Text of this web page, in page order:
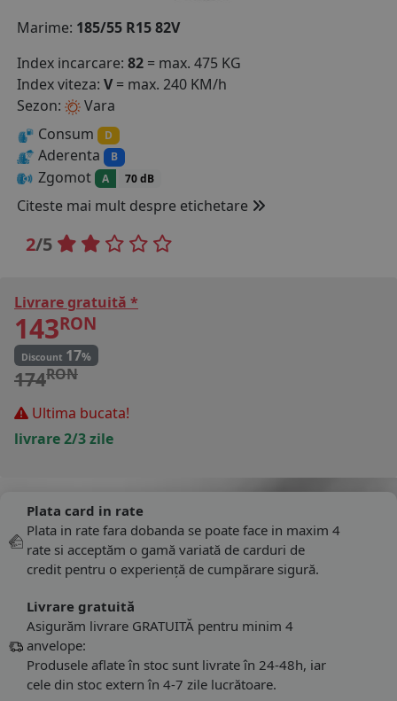
Marime: 185/55 R15 82V
Index incarcare: 82 = max. 475 KG
Index viteza: V= max. 240 KM/h
Sezon:
Vara
Consum
D
Aderenta B
Zgomot A 70 dB
Citeste mai mult despre etichetare
2/5
Livrare gratuită *
143RON
Discount 17%
174RON
Ultima bucata!
livrare 2/3 zile
Plata card in rate
Plata in rate fara dobanda se poate face in maxim 4
rate si acceptăm o gamă variată de carduri de
credit pentru o experiență de cumpărare sigură.
Livrare gratuită
Asigurăm livrare GRATUITĂ pentru minim 4
anvelope:
Produsele aflate în stoc sunt livrate în 24-48h, iar
cele din stoc extern în 4-7 zile lucrătoare.